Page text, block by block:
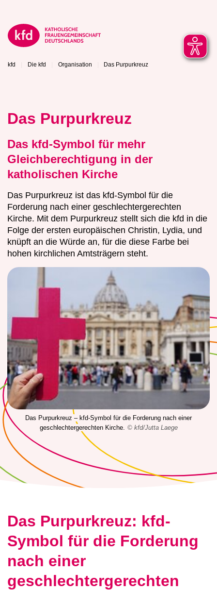
kfd Die kfd Organisation Das Purpurkreuz
Das Purpurkreuz
Das kfd-Symbol für mehr
Gleichberechtigung in der
katholischen Kirche
Das Purpurkreuz ist das kfd-Symbol für die
Forderung nach einer geschlechtergerechten
Kirche. Mit dem Purpurkreuz stellt sich die kfd in die
Folge der ersten europäischen Christin, Lydia, und
knüpft an die Würde an, für die diese Farbe bei
hohen kirchlichen Amtsträgern steht.
Das Purpurkreuz – kfd-Symbol für die Forderung nach einer
geschlechtergerechten Kirche. © kfd/Jutta Laege
Das Purpurkreuz: kfd-
Symbol für die Forderung
nach einer
geschlechtergerechten